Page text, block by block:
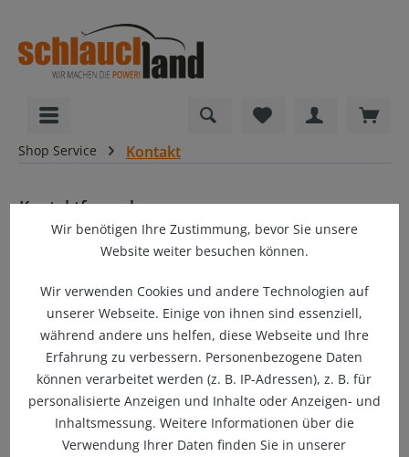
Du hast 0
Shop Service Kontakt
Kontaktformular
Vorname*
Nachname*
Wir benötigen Ihre Zustimmung, bevor Sie unsere
Website weiter besuchen können.
Wir verwenden Cookies und andere Technologien auf
unserer Webseite. Einige von ihnen sind essenziell,
während andere uns helfen, diese Webseite und Ihre
Erfahrung zu verbessern. Personenbezogene Daten
können verarbeitet werden (z. B. IP-Adressen), z. B. für
personalisierte Anzeigen und Inhalte oder Anzeigen- und
Inhaltsmessung. Weitere Informationen über die
Verwendung Ihrer Daten finden Sie in unserer